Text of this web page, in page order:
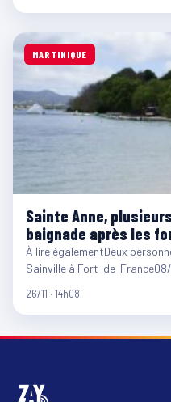
MARTINIQUE
Sainte Anne,
baignade après les
À lire égalementDeux
Sainville à Fort-de-
26/11 · 14h08